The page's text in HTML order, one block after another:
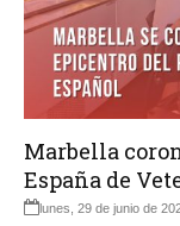
Marbella
España de
lunes, 29 de junio de